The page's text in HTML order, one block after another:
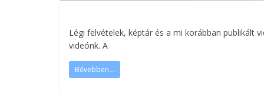
Légi felvételek, képtár és a mi korábban publikált
videónk. A
Bővebben...